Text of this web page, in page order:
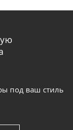
под ваш стиль